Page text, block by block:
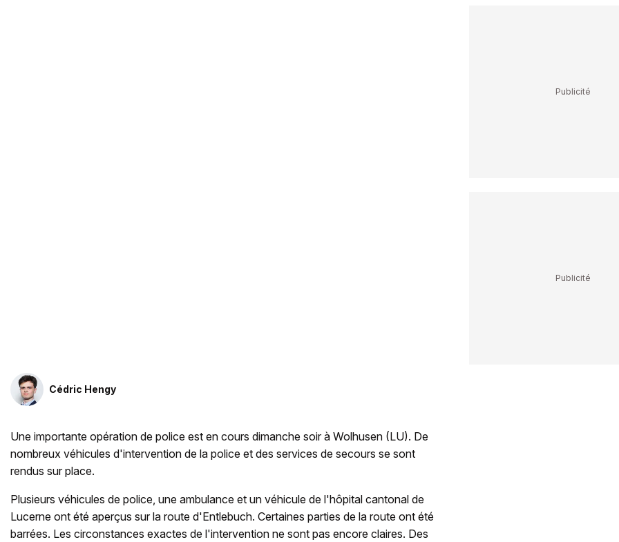
Cédric Hengy
Une importante opération de police est en cours dimanche soir à Wolhusen (LU). De
nombreux véhicules d'intervention de la police et des services de secours se sont
rendus sur place.
Plusieurs véhicules de police, une ambulance et un véhicule de l'hôpital cantonal de
Lucerne ont été aperçus sur la route d'Entlebuch. Certaines parties de la route ont été
barrées. Les circonstances exactes de l'intervention ne sont pas encore claires. Des